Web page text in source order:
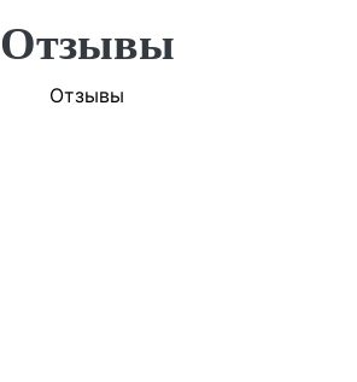
Отзывы
Отзывы